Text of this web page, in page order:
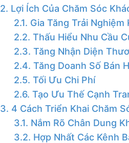
2. Lợi Ích Của Chăm Sóc
2.1. Gia Tăng Trải Nghiệm
2.2. Thấu Hiểu Nhu Cầu
2.3. Tăng Nhận Diện
2.4. Tăng Doanh Số Bán
2.5. Tối Ưu Chi Phí
2.6. Tạo Ưu Thế Cạnh
3. 4 Cách Triển Khai Chăm
3.1. Nắm Rõ Chân Dung
3.2. Hợp Nhất Các Kênh